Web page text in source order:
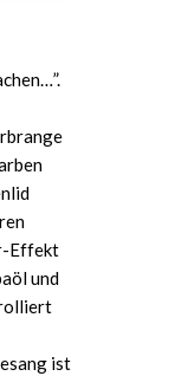
Effekt
und
ist